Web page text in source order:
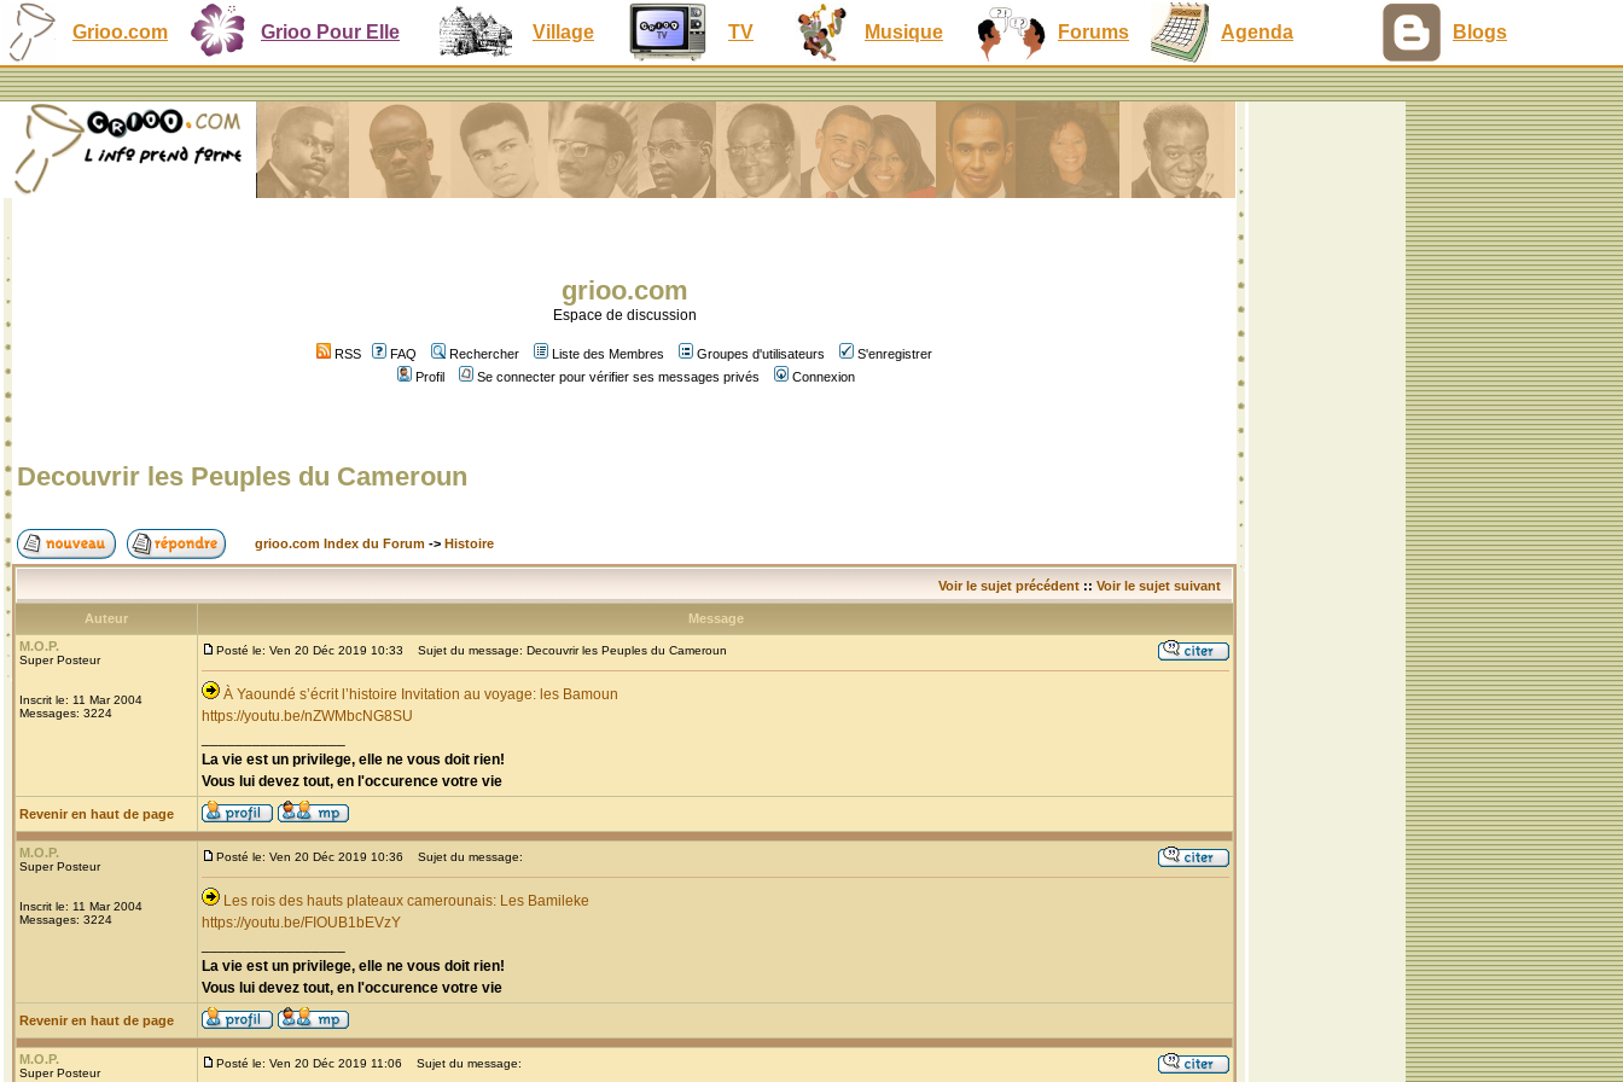
Grioo.com Grioo Pour Elle Village TV Musique Forums Agenda Blogs
grioo.com
Espace de discussion
RSS FAQ Rechercher Liste des Membres Groupes d'utilisateurs
S'enregistrer
Profil
Se connecter pour vérifier ses messages privés Connexion
Decouvrir les Peuples du Cameroun
grioo.com Index du Forum -> Histoire
Voir le sujet précédent :: Voir le sujet suivant
Auteur
Message
M.O.P.
Super Posteur
Inscrit le: 11 Mar 2004
Messages: 3224
Posté le: Ven 20 Déc 2019 10:33 Sujet du message: Decouvrir les Peuples du Cameroun
À Yaoundé s’écrit l’histoire Invitation au voyage: les Bamoun
https://youtu.be/nZWMbcNG8SU
La vie est un privilege, elle ne vous doit rien!
Vous lui devez tout, en l'occurence votre vie
Revenir en haut de page
M.O.P.
Super Posteur
Inscrit le: 11 Mar 2004
Messages: 3224
Posté le: Ven 20 Déc 2019 10:36 Sujet du message:
Les rois des hauts plateaux camerounais: Les Bamileke
https://youtu.be/FIOUB1bEVzY
La vie est un privilege, elle ne vous doit rien!
Vous lui devez tout, en l'occurence votre vie
Revenir en haut de page
M.O.P.
Super Posteur
Posté le: Ven 20 Déc 2019 11:06 Sujet du message: